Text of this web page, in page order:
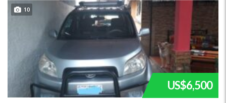
10
US$6,500